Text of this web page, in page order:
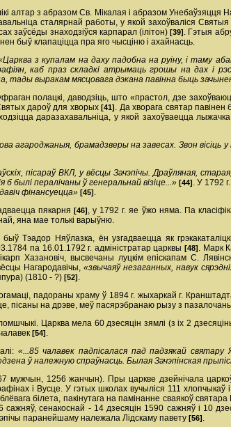
алтар з абразом Св. Мікалая і абразом
сталярнай работы, у якой захоўваліся
заўсёды знаходзіўся карпарал (ілітон)[39]. Гэтыя
быў клапаціцца пра яго чысціню і ахайнасць.
з купалам на даху падобна на руіну, і таму
каб праз складкі атрымаць грошы на дах і
тады выракам мясцовага дэкана павінна быць
полацкі, даводзіць, што «прастол, дзе
дароў для хворых[41]. Да хворага святар
даразахавальніца, у якой захоўваецца
агароджаныя, брама­дзверы на завесах. Звон
пісараў ВКЛ, у вёсцы Зачэпічы. Драўляная,
б былі пералічаны ў генеральнай візіце...» [44]. У 1792
фінансуецца» [45].
пякарня [46], у 1792 г. яе ўжо няма. Па
яна мае толькі варыўню.
Тэадор Няўлазка, ён узгадваецца як
па 16.01.1792 г. адміністратар царквы [48]. Марк
Хазановіч, высвечаны луцкім епіскапам С.
Нагародавічы, «звычаяў незаганных, навук
(1810 - ?) [52].
падораны храму ў 1894 г. жыхаркай г.
пісаны на дрэве, меў пасярэбранаю рызу з
Царква мела 60 дзесяцін зямлі (з іх 2
[54].
«...85 чалавек падпісалася пад падзякай
ў належную спраўнасць. Былая Зачэпінская
мужчын, 1256 жанчын). Пры царкве дзейнічала
і Вусце. У гэтых школах вучыліся 111
білета, пакінутага на памінанне сваякоў
сажняў, сенакоснай - 14 дзесяцін 1590 сажняў і 10
па­ранейшаму належала Лідскаму павету [56].